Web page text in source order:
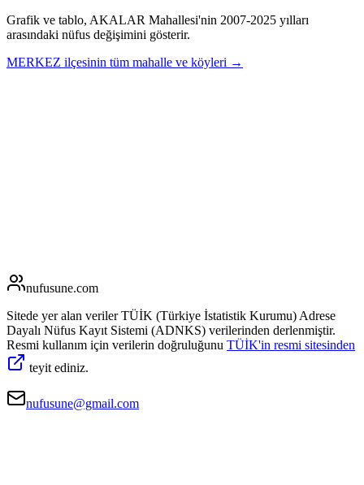
Grafik ve tablo, AKALAR Mahallesi'nin 2007-2025 yılları
arasındaki nüfus değişimini gösterir.
MERKEZ ilçesinin tüm mahalle ve köyleri →
nufusune.com
Sitede yer alan veriler TÜİK (Türkiye İstatistik Kurumu) Adrese
Dayalı Nüfus Kayıt Sistemi (ADNKS) verilerinden derlenmiştir.
Resmi kullanım için verilerin doğruluğunu TÜİK'in resmi sitesinden
teyit ediniz.
nufusune@gmail.com